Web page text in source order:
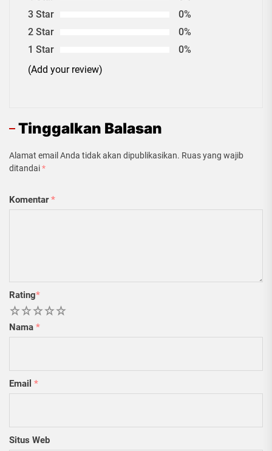
3 Star
0%
2 Star
0%
1 Star
0%
(Add your review)
Tinggalkan Balasan
Alamat email Anda tidak akan dipublikasikan. Ruas yang wajib
ditandai*
Komentar*
Rating*
5
4
3
2
Nama *
Email *
Situs Web